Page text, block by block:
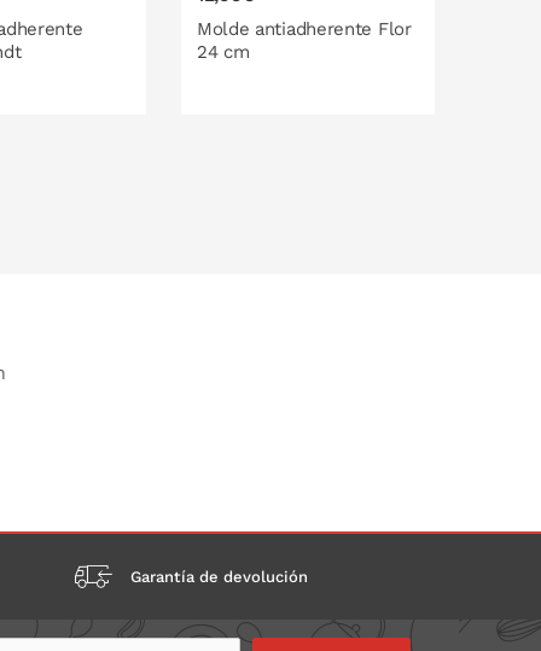
Molde antiadherente Flor
24 cm
Garantía de devolución